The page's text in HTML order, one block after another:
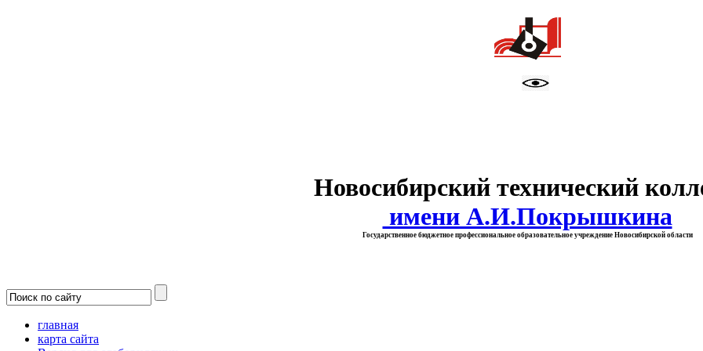
Новосибирский технический
имени А.И.Покрышкина
Государственное бюджетное профессиональное образовательное учреждение Новосибирской области
главная
карта сайта